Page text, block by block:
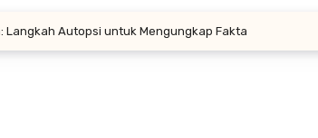
Langkah Autopsi untuk Mengungkap Fakta